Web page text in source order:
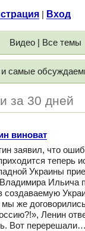
Вход
Видео | Все темы
и самые
за 30 дней
виноват
заявил, что
теперь
Украины
Ильича
создаваемую
мы же
Ленин
Вот